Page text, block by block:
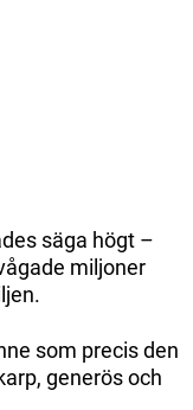
säga högt –
miljoner
som precis den
generös och